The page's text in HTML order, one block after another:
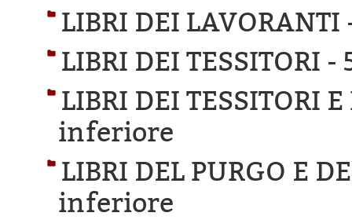
LIBRI DEI
LIBRI DEI TESSITORI -
LIBRI DEI TESSITORI
inferiore
LIBRI DEL PURGO E
inferiore